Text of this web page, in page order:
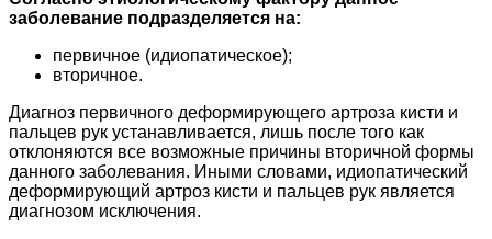
заболевание подразделяется на:
первичное (идиопатическое);
вторичное.
Диагноз первичного деформирующего артроза кисти и
пальцев рук устанавливается, лишь после того как
отклоняются все возможные причины вторичной формы
данного заболевания. Иными словами, идиопатический
деформирующий артроз кисти и пальцев рук является
диагнозом исключения.